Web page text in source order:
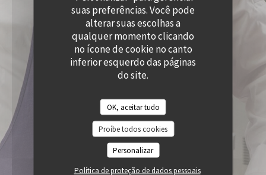
suas preferências. Você pode
alterar suas escolhas a
qualquer momento clicando
no ícone de cookie no canto
inferior esquerdo das páginas
do site.
OK, aceitar tudo
Proíbe todos cookies
Personalizar
Política de proteção de dados pessoais